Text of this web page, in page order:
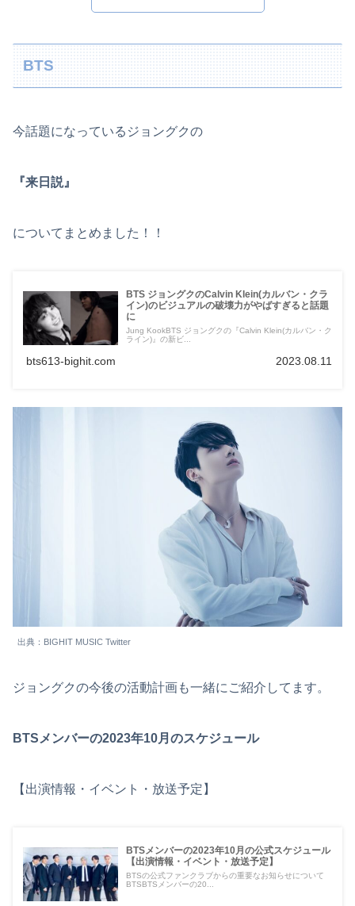
BTS
今話題になっているジョングクの
『来日説』
についてまとめました！！
BTS ジョングクのCalvin Klein(カルバン・クラ
イン)のビジュアルの破壊力がやばすぎると話題
に
Jung KookBTS ジョングクの『Calvin Klein(カルバン・ク
ライン)』の新ビ...
bts613-bighit.com 2023.08.11
出典：BIGHIT MUSIC Twitter
ジョングクの今後の活動計画も一緒にご紹介してます。
BTSメンバーの2023年10月のスケジュール
【出演情報・イベント・放送予定】
BTSメンバーの2023年10月の公式スケジュール
【出演情報・イベント・放送予定】
BTSの公式ファンクラブからの重要なお知らせについて
BTSBTSメンバーの20...